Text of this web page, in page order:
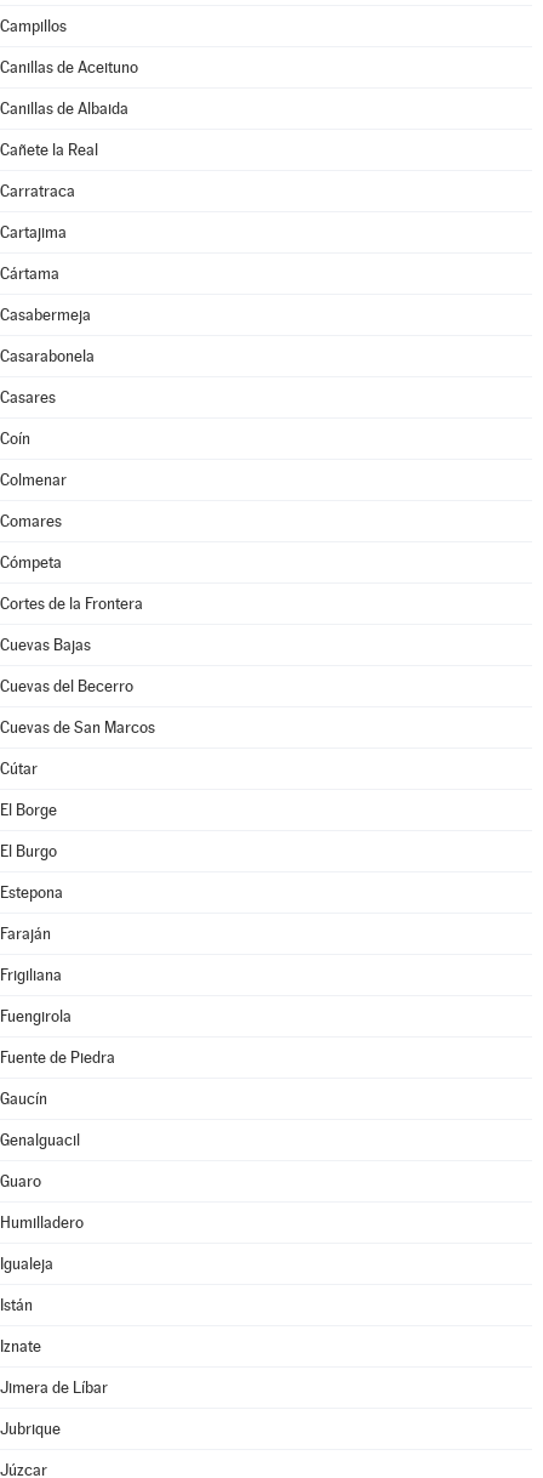
Campillos
Canillas de Aceituno
Canillas de Albaida
Cañete la Real
Carratraca
Cartajima
Cártama
Casabermeja
Casarabonela
Casares
Coín
Colmenar
Comares
Cómpeta
Cortes de la Frontera
Cuevas Bajas
Cuevas del Becerro
Cuevas de San Marcos
Cútar
El Borge
El Burgo
Estepona
Faraján
Frigiliana
Fuengirola
Fuente de Piedra
Gaucín
Genalguacil
Guaro
Humilladero
Igualeja
Istán
Iznate
Jimera de Líbar
Jubrique
Júzcar